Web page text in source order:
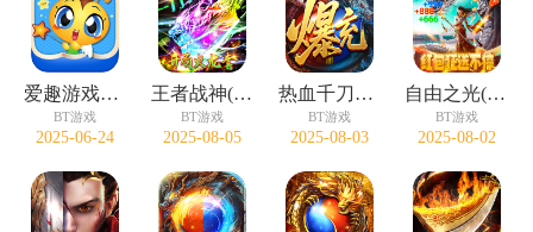
爱趣游戏盒子
BT游戏
2025-06-24
王者战神(开局火龙套)
BT游戏
2025-08-05
热血千刀斩(零氪送赞爆充)
BT游戏
2025-08-03
自由之光(无限红包免费版)
BT游戏
2025-08-02